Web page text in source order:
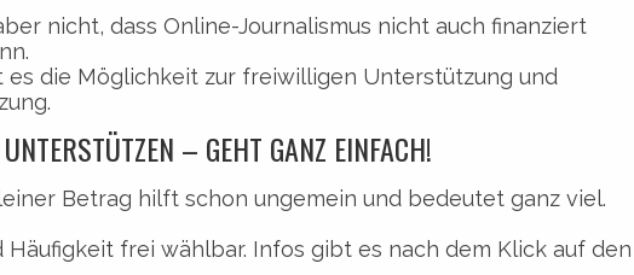
drei Kindern nördlich von Dublin. Zum
eigentlich einen Töpferkurs belegen,
ein Kreuzchen und landete in einem
nie bereut hat.
so
nicht, dass Online-Journalismus nicht auch finanziert
es die Möglichkeit zur freiwilligen Unterstützung und
– GEHT GANZ EINFACH!
Betrag hilft schon ungemein und bedeutet ganz viel.
Häufigkeit frei wählbar. Infos gibt es nach dem Klick auf den